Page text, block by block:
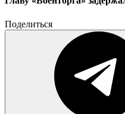
Поделиться